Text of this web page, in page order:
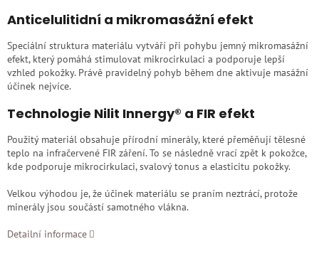
Anticelulitidní a mikromasážní efekt
Speciální struktura materiálu vytváří při pohybu jemný mikromasážní
efekt, který pomáhá stimulovat mikrocirkulaci a podporuje lepší
vzhled pokožky. Právě pravidelný pohyb během dne aktivuje masážní
účinek nejvíce.
Technologie Nilit Innergy® a FIR efekt
Použitý materiál obsahuje přírodní minerály, které přeměňují tělesné
teplo na infračervené FIR záření. To se následně vrací zpět k pokožce,
kde podporuje mikrocirkulaci, svalový tonus a elasticitu pokožky.
Velkou výhodou je, že účinek materiálu se praním neztrácí, protože
minerály jsou součástí samotného vlákna.
Detailní informace